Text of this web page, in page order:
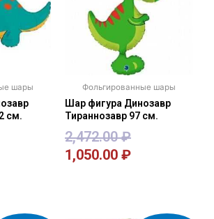
шары
см.
Фольгированные шары
Шар фигура Динозавр
Тираннозавр 97 см.
2,472.00₽
1,050.00 ₽